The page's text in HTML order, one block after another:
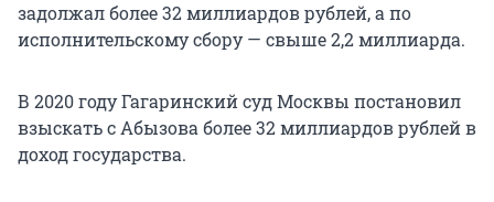
задолжал более 32 миллиардов рублей, а по
исполнительскому сбору — свыше 2,2 миллиарда.
В 2020 году Гагаринский суд Москвы постановил
взыскать с Абызова более 32 миллиардов рублей в
доход государства.